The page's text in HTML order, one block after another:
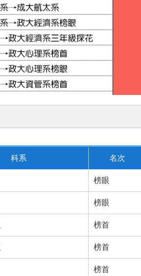
科系 名次
榜眼
榜眼
榜首
榜首
榜首